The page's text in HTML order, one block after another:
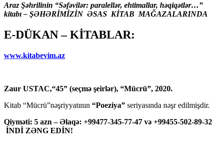
Araz Şəhrilinin “Səfəvilər: paralellər, ehtimallar, həqiqətlər…”
kitabı – ŞƏHƏRİMİZİN ƏSAS KİTAB MAĞAZALARINDA
E-DÜKAN – KİTABLAR:
www.kitabevim.az
Zaur USTAC,“45” (seçmə şeirlər), “Mücrü”, 2020.
Kitab “Mücrü”nəşriyyatının “Poeziya” seriyasında nəşr edilmişdir.
Qiyməti: 5 azn – Əlaqə: +99477-345-77-47 və +99455-502-89-32
İNDİ ZƏNG EDİN!